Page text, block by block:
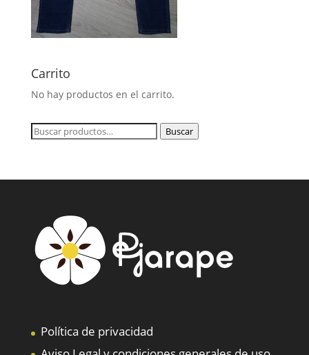
Carrito
No hay productos en el carrito.
Buscar
Buscar
Política de privacidad